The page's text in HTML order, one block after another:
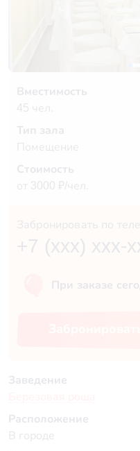
Вместимость
45 чел.
Тип зала
Помещение
Стоимость
от 3000 ₽/чел.
Забронировать по
+7 (xxx) xxx-
При заказе
Заведение
Расположение
В городе